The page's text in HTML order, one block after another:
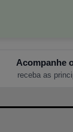
Acompanhe
receba as